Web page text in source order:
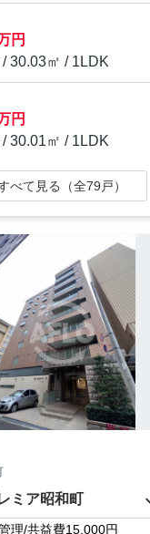
円
/ 30.03㎡ / 1LDK
円
/ 30.01㎡ / 1LDK
べて見る（全79戸）
ミア昭和町
理/共益費15,000円